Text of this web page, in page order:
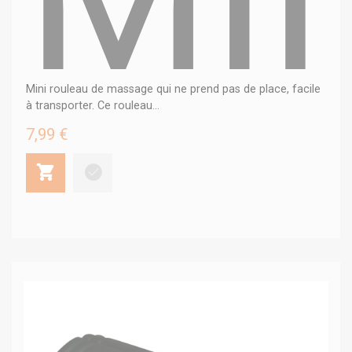
Mini rouleau de massage qui ne prend pas de place, facile
à transporter. Ce rouleau...
7,99 €